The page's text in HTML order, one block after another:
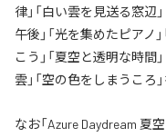
律」「白い雲を見送る窓辺
午後」「光を集めたピアノ
こう」「夏空と透明な時間
雲」「空の色をしまうころ
なお「Azure Daydream 夏